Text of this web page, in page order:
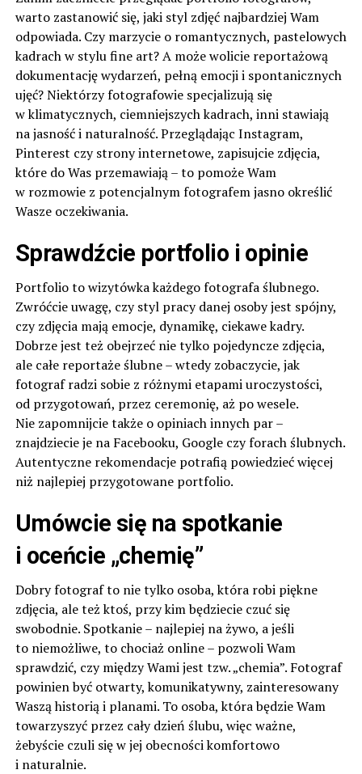
warto zastanowić się, jaki styl zdjęć najbardziej Wam
odpowiada. Czy marzycie o romantycznych, pastelowych
kadrach w stylu fine art? A może wolicie reportażową
dokumentację wydarzeń, pełną emocji i spontanicznych
ujęć? Niektórzy fotografowie specjalizują się
w klimatycznych, ciemniejszych kadrach, inni stawiają
na jasność i naturalność. Przeglądając Instagram,
Pinterest czy strony internetowe, zapisujcie zdjęcia,
które do Was przemawiają – to pomoże Wam
w rozmowie z potencjalnym fotografem jasno określić
Wasze oczekiwania.
Sprawdźcie portfolio i opinie
Portfolio to wizytówka każdego fotografa ślubnego.
Zwróćcie uwagę, czy styl pracy danej osoby jest spójny,
czy zdjęcia mają emocje, dynamikę, ciekawe kadry.
Dobrze jest też obejrzeć nie tylko pojedyncze zdjęcia,
ale całe reportaże ślubne – wtedy zobaczycie, jak
fotograf radzi sobie z różnymi etapami uroczystości,
od przygotowań, przez ceremonię, aż po wesele.
Nie zapomnijcie także o opiniach innych par –
znajdziecie je na Facebooku, Google czy forach ślubnych.
Autentyczne rekomendacje potrafią powiedzieć więcej
niż najlepiej przygotowane portfolio.
Umówcie się na spotkanie
i oceńcie „chemię”
Dobry fotograf to nie tylko osoba, która robi piękne
zdjęcia, ale też ktoś, przy kim będziecie czuć się
swobodnie. Spotkanie – najlepiej na żywo, a jeśli
to niemożliwe, to chociaż online – pozwoli Wam
sprawdzić, czy między Wami jest tzw. „chemia”. Fotograf
powinien być otwarty, komunikatywny, zainteresowany
Waszą historią i planami. To osoba, która będzie Wam
towarzyszyć przez cały dzień ślubu, więc ważne,
żebyście czuli się w jej obecności komfortowo
i naturalnie.